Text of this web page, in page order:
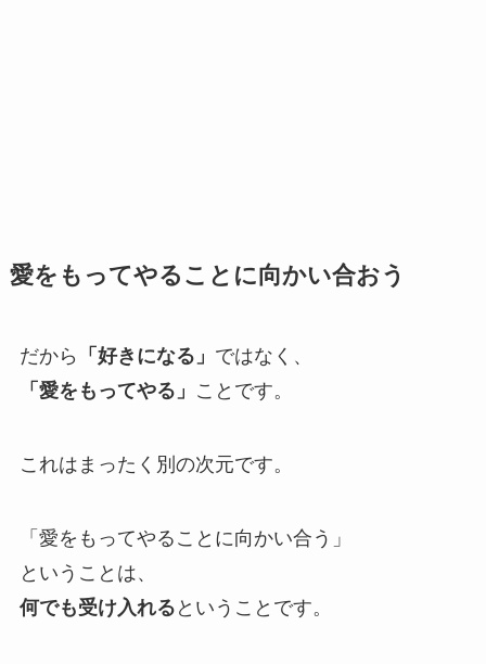
愛をもってやることに向かい合おう
だから 「好きになる」 ではなく、
「愛をもってやる」 ことです。
これはまったく別の次元です。
「愛をもってやることに向かい合う」
ということは、
何でも受け入れる ということです。